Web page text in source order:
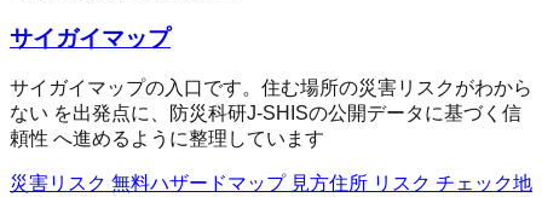
サイガイマップ
サイガイマップの入口です。住む場所の災害リスクがわから
ない を出発点に、防災科研J-SHISの公開データに基づく信
頼性 へ進めるように整理しています
災害リスク 無料ハザードマップ 見方住所 リスク チェック地